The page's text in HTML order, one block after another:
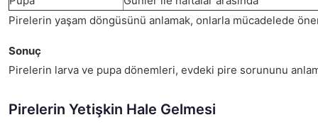
Pirelerin yaşam döngüsünü anlamak, onlarla mücadelede
Sonuç
Pirelerin larva ve pupa dönemleri, evdeki pire sorununu
Pirelerin Yetişkin Hale Gelmesi